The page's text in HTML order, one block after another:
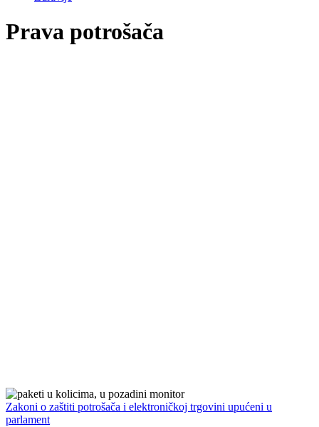
Prava potrošača
Zakoni o zaštiti potrošača i elektroničkoj trgovini upućeni u
parlament